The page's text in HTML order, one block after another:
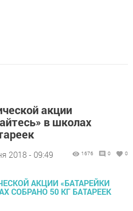
акции
в школах
2018 - 09:49 1676 0 0